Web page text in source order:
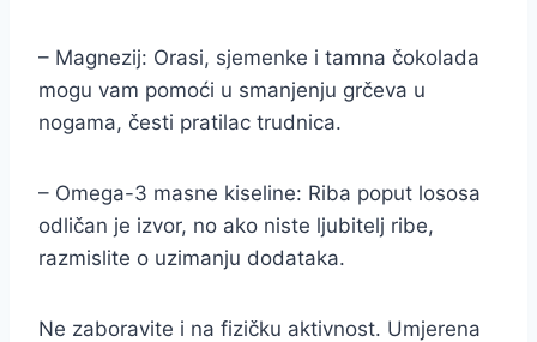
– Magnezij: Orasi, sjemenke i tamna čokolada
mogu vam pomoći u smanjenju grčeva u
nogama, česti pratilac trudnica.
– Omega-3 masne kiseline: Riba poput lososa
odličan je izvor, no ako niste ljubitelj ribe,
razmislite o uzimanju dodataka.
Ne zaboravite i na fizičku aktivnost. Umjerena